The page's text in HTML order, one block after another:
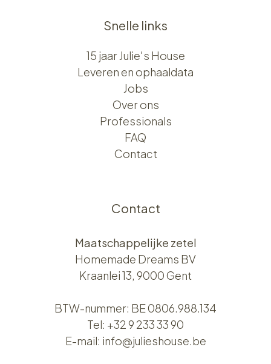
Snelle links
15 jaar Julie's House
Leveren en ophaaldata
Jobs
Over ons​​
Professionals
FAQ
Contact
Contact
Maatschappelijke zetel
Homemade Dreams BV
Kraanlei 13, 9000 Gent
BTW-nummer: BE 0806.988.134
Tel: +32 9 233 33 90
E-mail: info@julieshouse.be